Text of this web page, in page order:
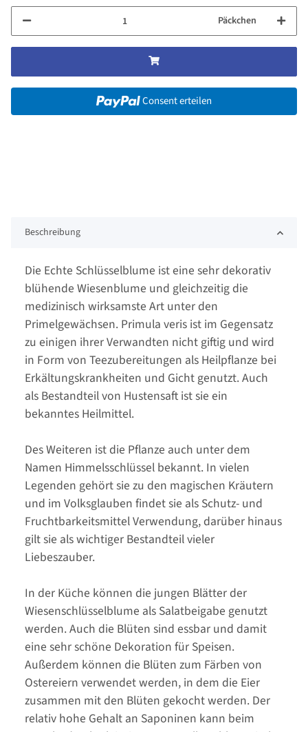
Päckchen
Consent erteilen
Beschreibung
Die Echte Schlüsselblume ist eine sehr dekorativ
blühende Wiesenblume und gleichzeitig die
medizinisch wirksamste Art unter den
Primelgewächsen. Primula veris ist im Gegensatz
zu einigen ihrer Verwandten nicht giftig und wird
in Form von Teezubereitungen als Heilpflanze bei
Erkältungskrankheiten und Gicht genutzt. Auch
als Bestandteil von Hustensaft ist sie ein
bekanntes Heilmittel.
Des Weiteren ist die Pflanze auch unter dem
Namen Himmelsschlüssel bekannt. In vielen
Legenden gehört sie zu den magischen Kräutern
und im Volksglauben findet sie als Schutz- und
Fruchtbarkeitsmittel Verwendung, darüber hinaus
gilt sie als wichtiger Bestandteil vieler
Liebeszauber.
In der Küche können die jungen Blätter der
Wiesenschlüsselblume als Salatbeigabe genutzt
werden. Auch die Blüten sind essbar und damit
eine sehr schöne Dekoration für Speisen.
Außerdem können die Blüten zum Färben von
Ostereiern verwendet werden, in dem die Eier
zusammen mit den Blüten gekocht werden. Der
relativ hohe Gehalt an Saponinen kann beim